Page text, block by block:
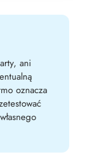
ani
oznacza